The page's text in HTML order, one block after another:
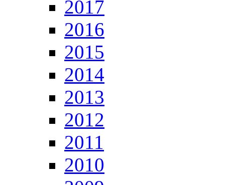
2017
2016
2015
2014
2013
2012
2011
2010